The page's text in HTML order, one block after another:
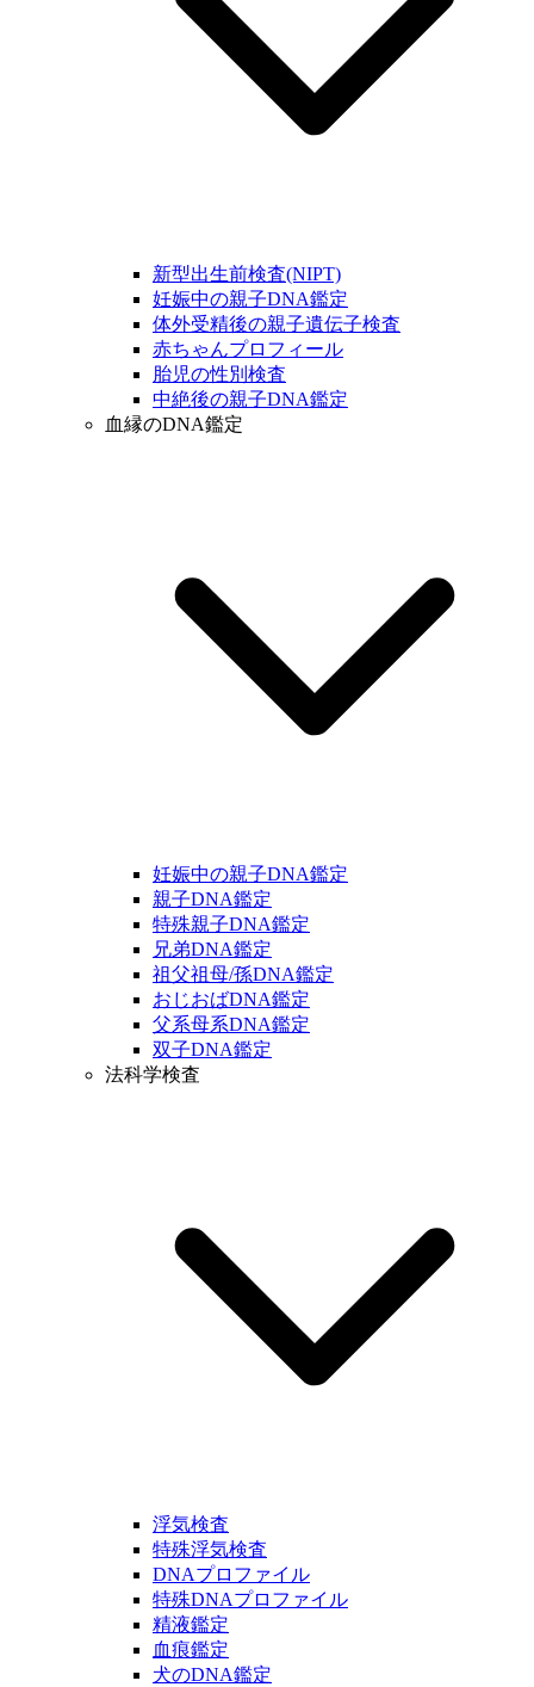
新型出生前検査(NIPT)
妊娠中の親子DNA鑑定
体外受精後の親子遺伝子検査
赤ちゃんプロフィール
胎児の性別検査
中絶後の親子DNA鑑定
血縁のDNA鑑定
妊娠中の親子DNA鑑定
親子DNA鑑定
特殊親子DNA鑑定
兄弟DNA鑑定
祖父祖母/孫DNA鑑定
おじおばDNA鑑定
父系母系DNA鑑定
双子DNA鑑定
法科学検査
浮気検査
特殊浮気検査
DNAプロファイル
特殊DNAプロファイル
精液鑑定
血痕鑑定
犬のDNA鑑定